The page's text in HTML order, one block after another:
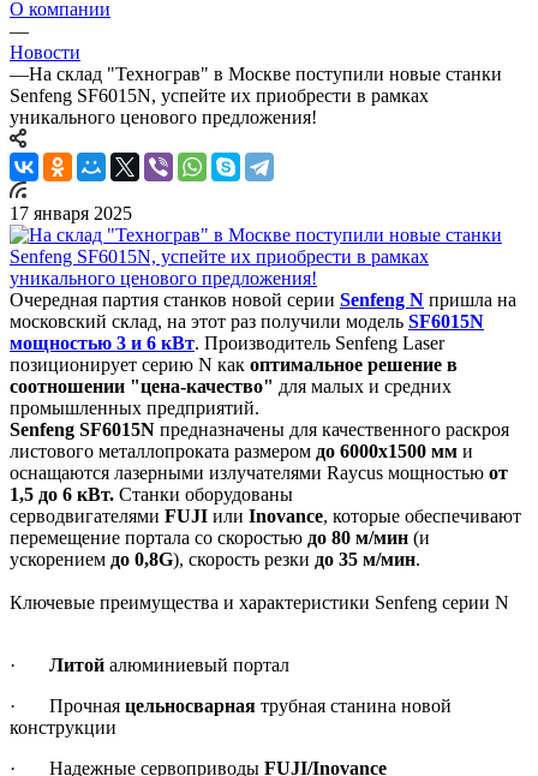
О компании
—
Новости
—На склад "Технограв" в Москве поступили новые станки
Senfeng SF6015N, успейте их приобрести в рамках
уникального ценового предложения!
17 января 2025
Очередная партия станков новой серии Senfeng N пришла на
московский склад, на этот раз получили модель SF6015N
мощностью 3 и 6 кВт. Производитель Senfeng Laser
позиционирует серию N как оптимальное решение в
соотношении "цена-качество" для малых и средних
промышленных предприятий.
Senfeng SF6015N предназначены для качественного раскроя
листового металлопроката размером до 6000х1500 мм и
оснащаются лазерными излучателями Raycus мощностью от
1,5 до 6 кВт. Станки оборудованы
серводвигателями FUJI или Inovance, которые обеспечивают
перемещение портала со скоростью до 80 м/мин (и
ускорением до 0,8G), скорость резки до 35 м/мин.
Ключевые преимущества и характеристики Senfeng серии N
· Литой алюминиевый портал
· Прочная цельносварная трубная станина новой
конструкции
· Надежные сервоприводы FUJI/Inovance